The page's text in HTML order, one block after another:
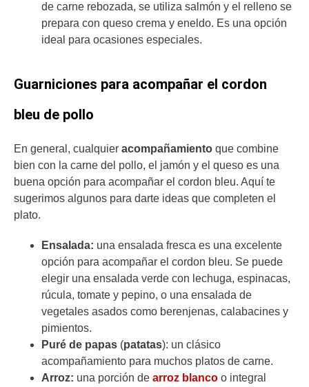
de carne rebozada, se utiliza salmón y el relleno se
prepara con queso crema y eneldo. Es una opción
ideal para ocasiones especiales.
Guarniciones para acompañar el cordon
bleu de pollo
En general, cualquier acompañamiento que combine
bien con la carne del pollo, el jamón y el queso es una
buena opción para acompañar el cordon bleu. Aquí te
sugerimos algunos para darte ideas que completen el
plato.
Ensalada: una ensalada fresca es una excelente
opción para acompañar el cordon bleu. Se puede
elegir una ensalada verde con lechuga, espinacas,
rúcula, tomate y pepino, o una ensalada de
vegetales asados como berenjenas, calabacines y
pimientos.
Puré de papas (patatas): un clásico
acompañamiento para muchos platos de carne.
Arroz: una porción de arroz blanco o integral